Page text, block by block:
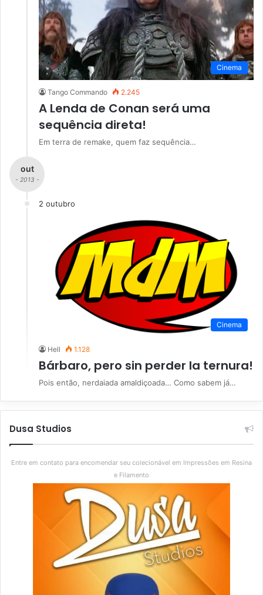
Cinema
Tango Commando 2.245
A Lenda de Conan será uma
sequência direta!
Em terra de remake, quem faz sequência…
out
- 2013 -
2 outubro
Cinema
Hell 1.128
Bárbaro, pero sin perder la ternura!
Pois então, nerdaiada amaldiçoada… Como sabem já…
Dusa Studios
Entre em contato para encomendar seu colecionável em Impressões em Resina
e Filamento